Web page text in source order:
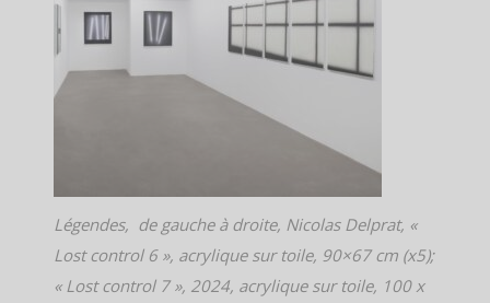
Légendes, de gauche à droite, Nicolas Delprat, «
Lost control 6 », acrylique sur toile, 90×67 cm (x5);
« Lost control 7 », 2024, acrylique sur toile, 100 x